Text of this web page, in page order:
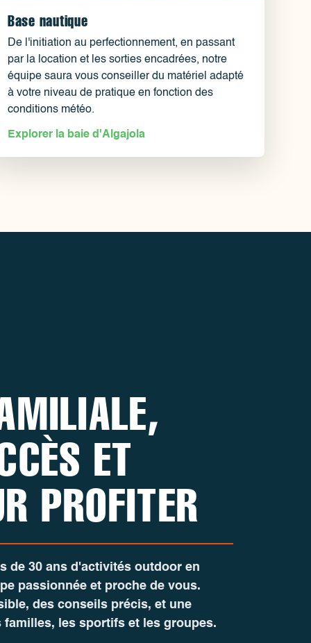
Base nautique
De l'initiation au perfectionnement, en passant
par la location et les sorties encadrées, notre
équipe saura vous conseiller du matériel adapté
à votre niveau de pratique en fonction des
conditions météo.
Explorer la baie d'Algajola
ET
PROFITER
de 30 ans d'activités outdoor en
passionnée et proche de vous.
des conseils précis, et une
les sportifs et les groupes.